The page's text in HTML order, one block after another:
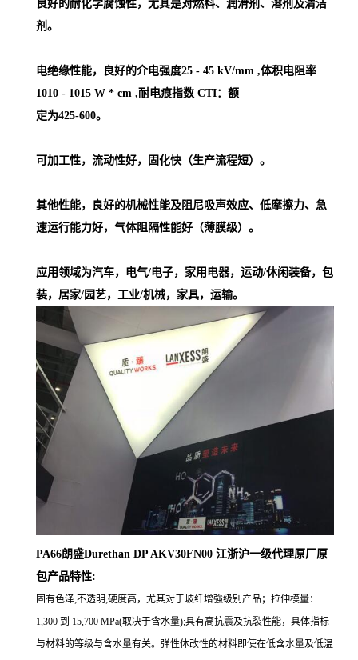
良好的耐化学腐蚀性，尤其是对燃料、润滑剂、溶剂及清洁
剂。
电绝缘性能，良好的介电强度25 - 45 kV/mm ,体积电阻率
1010 - 1015 W * cm ,耐电痕指数 CTI：额
定为425-600。
可加工性，流动性好，固化快（生产流程短）。
其他性能，良好的机械性能及阻尼吸声效应、低摩擦力、急
速运行能力好，气体阻隔性能好（薄膜级）。
应用领域为汽车，电气/电子，家用电器，运动/休闲装备，包
装，居家/园艺，工业/机械，家具，运输。
PA66朗盛Durethan DP AKV30FN00 江浙沪一级代理原厂原
包产品特性:
固有色泽;不透明;硬度高，尤其对于玻纤增強级别产品；拉伸模量：
1,300 到 15,700 MPa(取决于含水量);具有高抗震及抗裂性能，具体指标
与材料的等级与含水量有关。弹性体改性的材料即使在低含水量及低温